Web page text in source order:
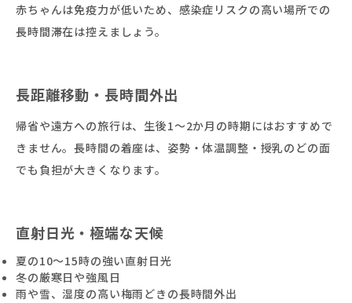
赤ちゃんは免疫力が低いため、感染症リスクの高い場所での
長時間滞在は控えましょう。
長距離移動・長時間外出
帰省や遠方への旅行は、生後1〜2か月の時期にはおすすめで
きません。長時間の着座は、姿勢・体温調整・授乳のどの面
でも負担が大きくなります。
直射日光・極端な天候
夏の10〜15時の強い直射日光
冬の厳寒日や強風日
雨や雪、湿度の高い梅雨どきの長時間外出